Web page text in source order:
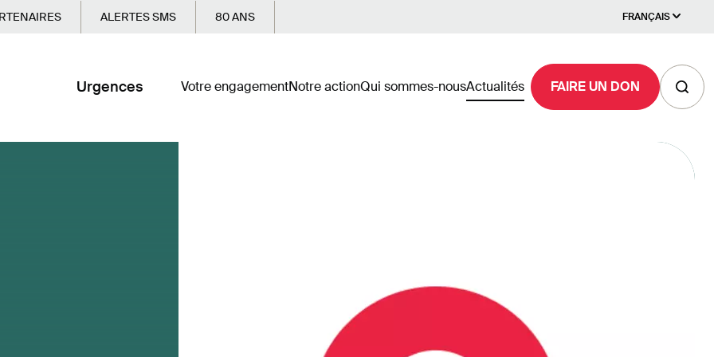
ALERTES SMS 80 ANS FRANÇAIS
Urgences Votre engagementNotre actionQui sommes-nousActualités FAIRE UN DON